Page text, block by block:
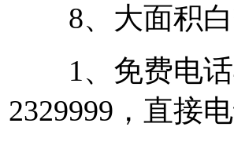
8、大面积白
1、免费电话
2329999，直接